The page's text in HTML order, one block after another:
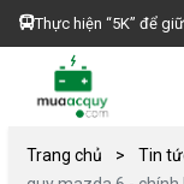
Thực hiện “5K” để
Trang chủ Tin